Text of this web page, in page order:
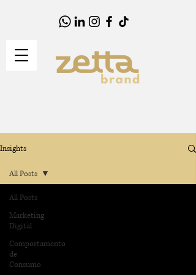
Insights
All Posts
Marketing
Digital
Comportamento
de
Consumo
All Posts